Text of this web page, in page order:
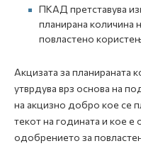
ПКАД претставува
планирана количина
повластено
Акцизата за планираната
утврдува врз основа на
на акцизно добро кое се
текот на годината и кое
одобрението за